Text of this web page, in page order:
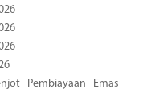
Pembiayaan Emas